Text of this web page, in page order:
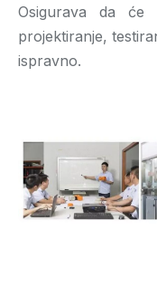
Osigurava da
projektiranje,
ispravno.